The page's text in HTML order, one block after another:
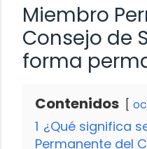
Miembro
Consejo de
forma
Contenidos
1 ¿Qué significa
Permanente del